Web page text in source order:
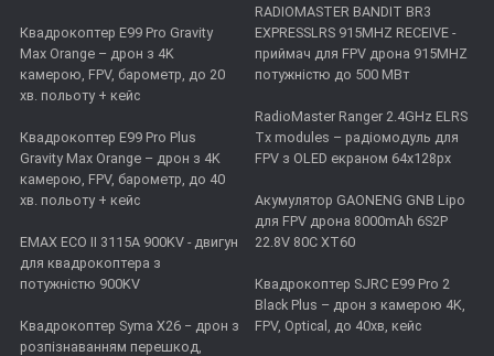
Квадрокоптер E99 Pro Gravity
Max Orange – дрон з 4K
камерою, FPV, барометр, до 20
хв. польоту + кейс
Квадрокоптер E99 Pro Plus
Gravity Max Orange – дрон з 4K
камерою, FPV, барометр, до 40
хв. польоту + кейс
EMAX ECO II 3115А 900KV - двигун
для квадрокоптера з
потужністю 900KV
Квадрокоптер Syma X26 − дрон з
розпізнаванням перешкод,
RADIOMASTER BANDIT BR3
EXPRESSLRS 915MHZ RECEIVE -
приймач для FPV дрона 915MHZ
потужністю до 500 МВт
RadioMaster Ranger 2.4GHz ELRS
Tx modules – радіомодуль для
FPV з OLED екраном 64x128px
Акумулятор GAONENG GNB Lipo
для FPV дрона 8000mAh 6S2P
22.8V 80C XT60
Квадрокоптер SJRC E99 Pro 2
Black Plus – дрон з камерою 4K,
FPV, Optical, до 40хв, кейс